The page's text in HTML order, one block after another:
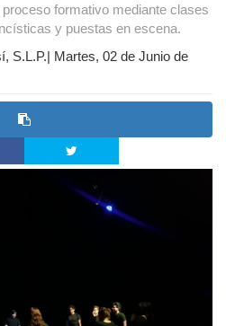
formativo mediante clases
y puestas en escena.
S.L.P.| Martes, 02 de Junio de